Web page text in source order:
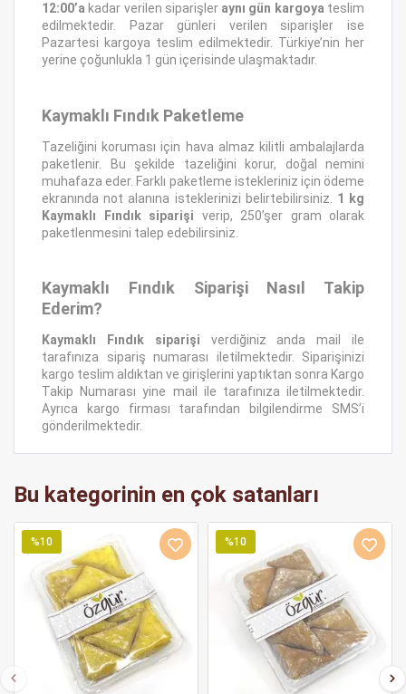
12:00’a kadar verilen siparişler aynı gün kargoya teslim
edilmektedir. Pazar günleri verilen siparişler ise
Pazartesi kargoya teslim edilmektedir. Türkiye’nin her
yerine çoğunlukla 1 gün içerisinde ulaşmaktadır.
Kaymaklı Fındık Paketleme
Tazeliğini koruması için hava almaz kilitli ambalajlarda
paketlenir. Bu şekilde tazeliğini korur, doğal nemini
muhafaza eder. Farklı paketleme istekleriniz için ödeme
ekranında not alanına isteklerinizi belirtebilirsiniz. 1 kg
Kaymaklı Fındık siparişi verip, 250’şer gram olarak
paketlenmesini talep edebilirsiniz.
Kaymaklı Fındık Siparişi Nasıl Takip
Ederim?
Kaymaklı Fındık siparişi verdiğiniz anda mail ile
tarafınıza sipariş numarası iletilmektedir. Siparişinizi
kargo teslim aldıktan ve girişlerini yaptıktan sonra Kargo
Takip Numarası yine mail ile tarafınıza iletilmektedir.
Ayrıca kargo firması tarafından bilgilendirme SMS’i
gönderilmektedir.
Bu kategorinin en çok satanları
%10 %10